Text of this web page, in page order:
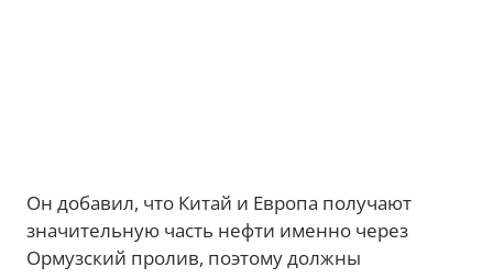
Он добавил, что Китай и Европа получают
значительную часть нефти именно через
Ормузский пролив, поэтому должны